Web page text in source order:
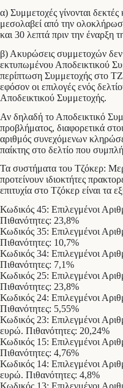
α) Συμμετοχές γίνονται
μεσολαβεί από την
και 30 λεπτά πριν την έναρξη
β) Ακυρώσεις συμμετοχών
εκτυπωμένου Αποδεικτικού
περίπτωση Συμμετοχής στο
εφόσον οι επιλογές ενός
Αποδεικτικού Συμμετοχής.
Αν δηλαδή το Αποδεικτικό
προβλήματος, διαφορετικά
αριθμός συνεχόμενων
παίκτης στο δελτίο που
Τα συστήματα του Τζόκερ:
προτείνουν ιδιοκτήτες
επιτυχία στο Τζόκερ είναι τα
Κωδικός 45: Επιλεγμένοι
Πιθανότητες: 23,8%
Κωδικός 35: Επιλεγμένοι
Πιθανότητες: 10,7%
Κωδικός 34: Επιλεγμένοι
Πιθανότητες: 7,1%
Κωδικός 25: Επιλεγμένοι
Πιθανότητες: 23,8%
Κωδικός 24: Επιλεγμένοι
Πιθανότητες: 5,55%
Κωδικός 23: Επιλεγμένοι
ευρώ. Πιθανότητες: 20,24%
Κωδικός 15: Επιλεγμένοι
Πιθανότητες: 4,76%
Κωδικός 14: Επιλεγμένοι
ευρώ. Πιθανότητες: 4,8%
Κωδικός 13: Επιλεγμένοι